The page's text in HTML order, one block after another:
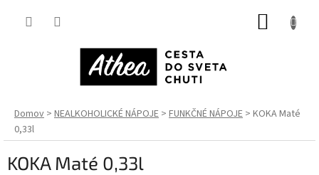
Domov NEALKOHOLICKÉ NÁPOJE FUNKČNÉ NÁPOJE
KOKA Maté
0,33l
KOKA Maté 0,33l